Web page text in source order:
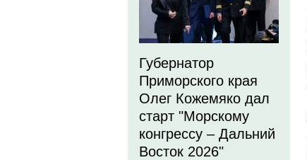
Губернатор
Приморского края
Олег Кожемяко дал
старт "Морскому
конгрессу – Дальний
Восток 2026"